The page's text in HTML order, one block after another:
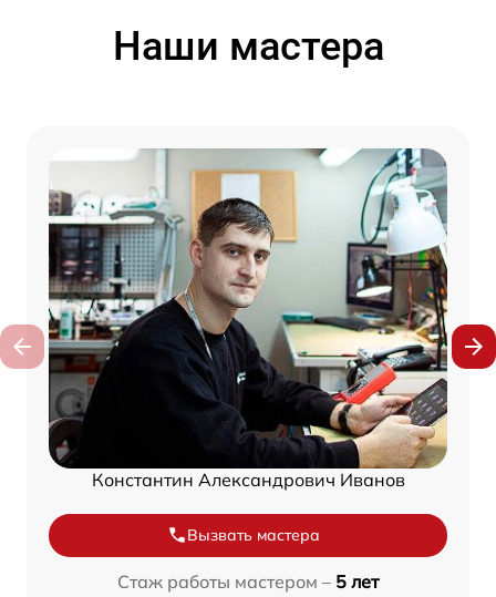
Наши мастера
Константин Александрович Иванов
Вызвать мастера
Стаж работы мастером – 5 лет